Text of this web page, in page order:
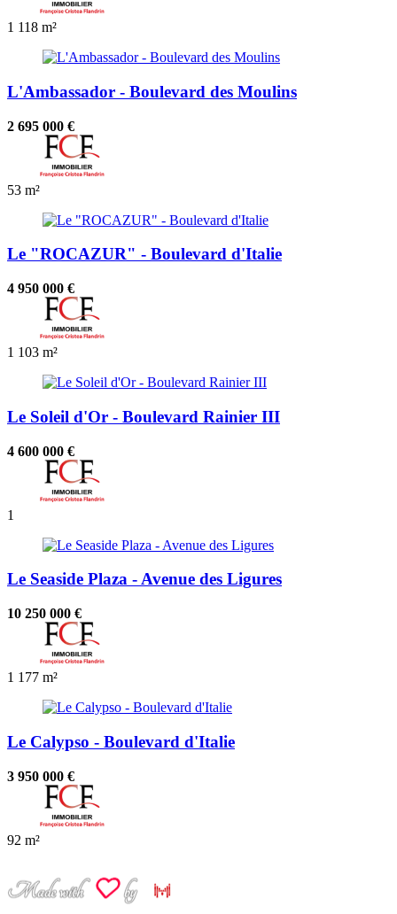
1 118 m²
L'Ambassador - Boulevard des Moulins
2 695 000 €
53 m²
Le "ROCAZUR" - Boulevard d'Italie
4 950 000 €
1 103 m²
Le Soleil d'Or - Boulevard Rainier III
4 600 000 €
1
Le Seaside Plaza - Avenue des Ligures
10 250 000 €
1 177 m²
Le Calypso - Boulevard d'Italie
3 950 000 €
92 m²